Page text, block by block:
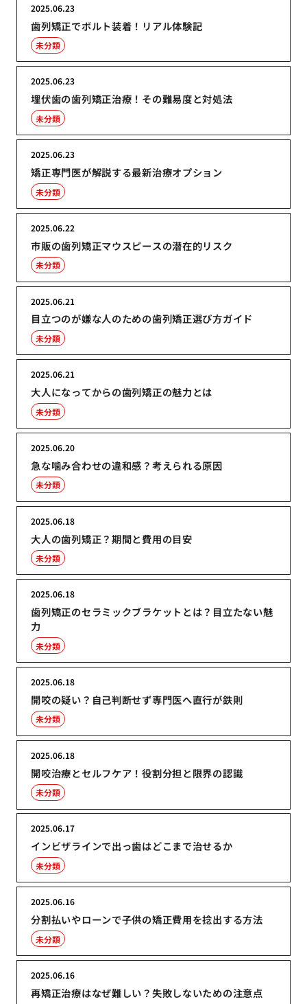
歯列矯正でボルト装着！リアル体験記
2025.06.23
未分類
埋伏歯の歯列矯正治療！その難易度と対処法
2025.06.23
未分類
矯正専門医が解説する最新治療オプション
2025.06.23
未分類
市販の歯列矯正マウスピースの潜在的リスク
2025.06.22
未分類
目立つのが嫌な人のための歯列矯正選び方ガイド
2025.06.21
未分類
大人になってからの歯列矯正の魅力とは
2025.06.21
未分類
急な噛み合わせの違和感？考えられる原因
2025.06.20
未分類
大人の歯列矯正？期間と費用の目安
2025.06.18
未分類
歯列矯正のセラミックブラケットとは？目立たない魅
力
2025.06.18
未分類
開咬の疑い？自己判断せず専門医へ直行が鉄則
2025.06.18
未分類
開咬治療とセルフケア！役割分担と限界の認識
2025.06.18
未分類
インビザラインで出っ歯はどこまで治せるか
2025.06.17
未分類
分割払いやローンで子供の矯正費用を捻出する方法
2025.06.16
未分類
再矯正治療はなぜ難しい？失敗しないための注意点
2025.06.16